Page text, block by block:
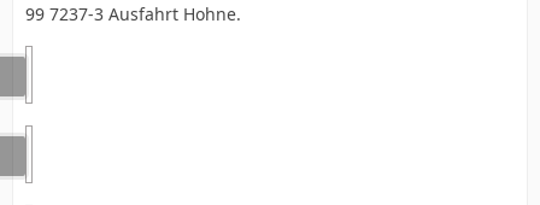
99 7237-3 Ausfahrt Hohne.